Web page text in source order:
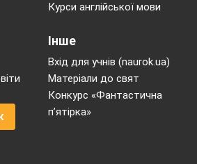
Курси англійської мови
Інше
Вхід для учнів (naurok.ua)
Матеріали до свят
Конкурс «Фантастична
п’ятірка»